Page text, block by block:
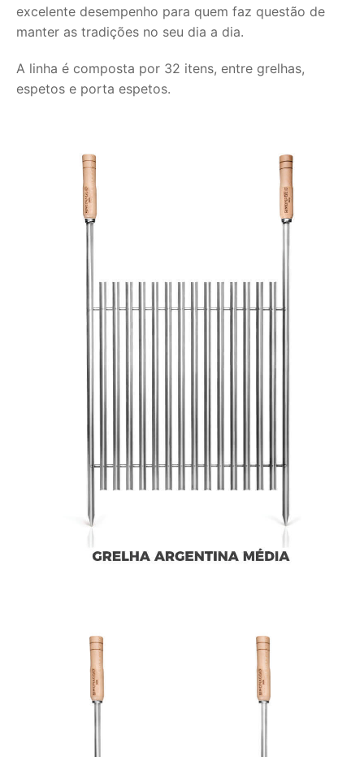
excelente desempenho para quem faz questão de
manter as tradições no seu dia a dia.
A linha é composta por 32 itens, entre grelhas,
espetos e porta espetos.